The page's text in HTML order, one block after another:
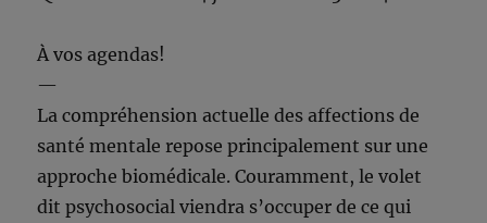
À vos agendas!
—
La compréhension actuelle des affections de
santé mentale repose principalement sur une
approche biomédicale. Couramment, le volet
dit psychosocial viendra s’occuper de ce qui